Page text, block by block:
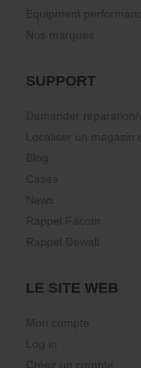
Equipment
Nos marques
SUPPORT
Demander réparation/
Localiser un
Blog
Cases
News
Rappel Facom
Rappel Dewalt
LE SITE WEB
Mon compte
Log in
Créez un compte